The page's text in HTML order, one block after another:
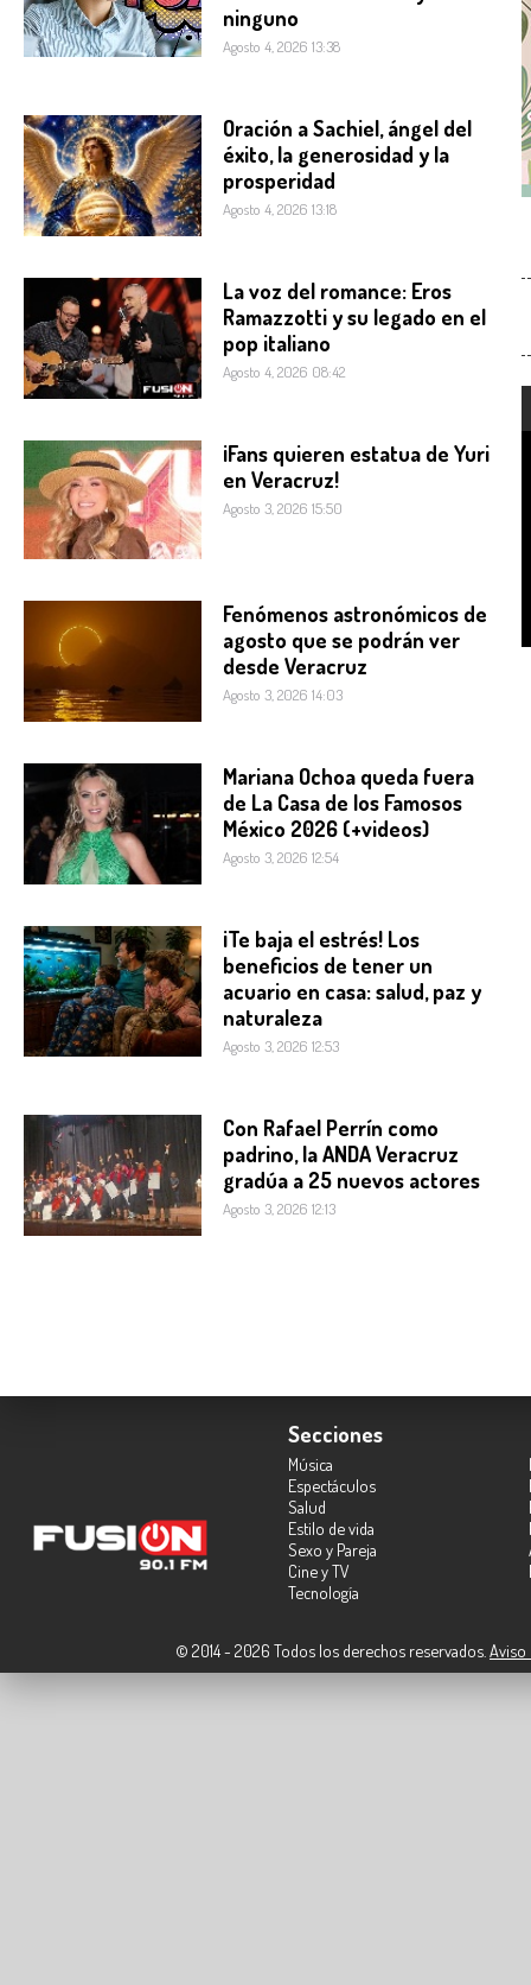
ninguno
Agosto 4, 2026 13:38
Oración a Sachiel, ángel del
éxito, la generosidad y la
prosperidad
Agosto 4, 2026 13:18
La voz del romance: Eros
Ramazzotti y su legado en el
pop italiano
Agosto 4, 2026 08:42
¡Fans quieren estatua de Yuri
en Veracruz!
Agosto 3, 2026 15:50
Fenómenos astronómicos de
agosto que se podrán ver
desde Veracruz
Agosto 3, 2026 14:03
Mariana Ochoa queda fuera
de La Casa de los Famosos
México 2026 (+videos)
Agosto 3, 2026 12:54
¡Te baja el estrés! Los
beneficios de tener un
acuario en casa: salud, paz y
naturaleza
Agosto 3, 2026 12:53
Con Rafael Perrín como
padrino, la ANDA Veracruz
gradúa a 25 nuevos actores
Agosto 3, 2026 12:13
Secciones
Música
Espectáculos
Salud
Estilo de vida
Sexo y Pareja
Cine y TV
Tecnología
© 2014 - 2026 Todos los derechos reservados. Aviso